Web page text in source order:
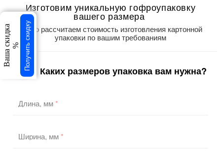
Изготовим уникальную гофроупаковку
вашего размера
Точно рассчитаем стоимость изготовления картонной
упаковки по вашим требованиям
/3 Каких размеров упаковка вам нужна?
Длина, мм*
Ширина, мм*
Ваша скидка % Получить скидку